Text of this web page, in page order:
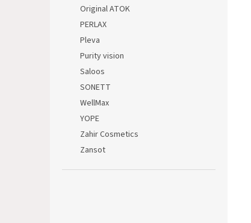
Original ATOK
PERLAX
Pleva
Purity vision
Saloos
SONETT
WellMax
YOPE
Zahir Cosmetics
Zansot